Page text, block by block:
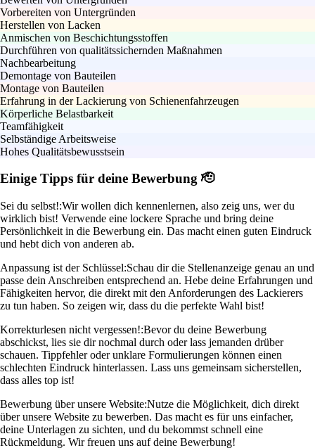
Vorbereiten von Untergründen
Herstellen von Lacken
Anmischen von Beschichtungsstoffen
Durchführen von qualitätssichernden Maßnahmen
Nachbearbeitung
Demontage von Bauteilen
Montage von Bauteilen
Erfahrung in der Lackierung von Schienenfahrzeugen
Körperliche Belastbarkeit
Teamfähigkeit
Selbständige Arbeitsweise
Hohes Qualitätsbewusstsein
Einige Tipps für deine Bewerbung 🫡
Sei du selbst!:Wir wollen dich kennenlernen, also zeig uns, wer du
wirklich bist! Verwende eine lockere Sprache und bring deine
Persönlichkeit in die Bewerbung ein. Das macht einen guten Eindruck
und hebt dich von anderen ab.
Anpassung ist der Schlüssel:Schau dir die Stellenanzeige genau an und
passe dein Anschreiben entsprechend an. Hebe deine Erfahrungen und
Fähigkeiten hervor, die direkt mit den Anforderungen des Lackierers
zu tun haben. So zeigen wir, dass du die perfekte Wahl bist!
Korrekturlesen nicht vergessen!:Bevor du deine Bewerbung
abschickst, lies sie dir nochmal durch oder lass jemanden drüber
schauen. Tippfehler oder unklare Formulierungen können einen
schlechten Eindruck hinterlassen. Lass uns gemeinsam sicherstellen,
dass alles top ist!
Bewerbung über unsere Website:Nutze die Möglichkeit, dich direkt
über unsere Website zu bewerben. Das macht es für uns einfacher,
deine Unterlagen zu sichten, und du bekommst schnell eine
Rückmeldung. Wir freuen uns auf deine Bewerbung!